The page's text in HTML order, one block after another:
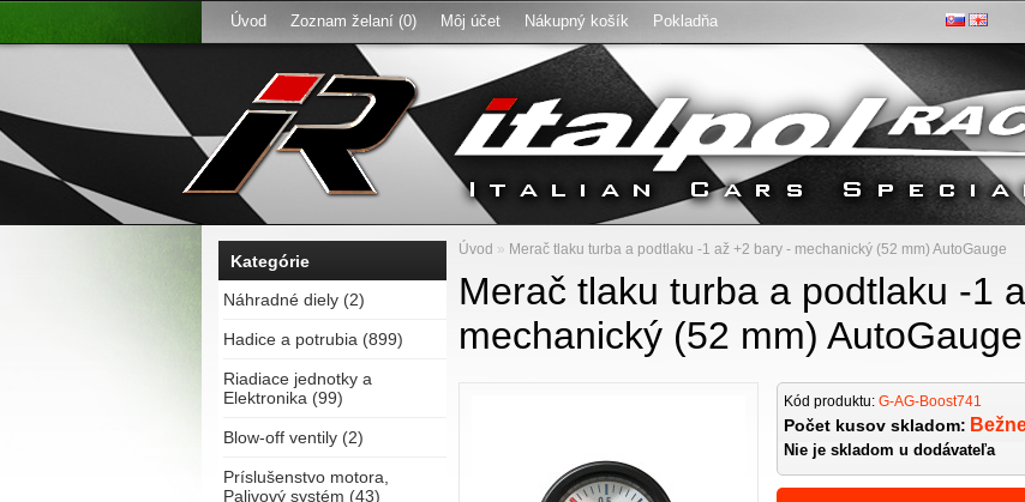
Úvod Zoznam želaní (0) Môj účet Nákupný košík Pokladňa
Kategórie
Náhradné diely (2)
Hadice a potrubia (899)
Riadiace jednotky a
Elektronika (99)
Blow-off ventily (2)
Príslušenstvo motora,
Palivový systém (43)
Úvod » Merač tlaku turba a podtlaku -1 až +2 bary - mechanický (52 mm) AutoGauge
Merač tlaku turba a podtlaku -1
mechanický (52 mm) AutoGauge
Kód produktu: G-AG-Boost741
Počet kusov skladom:
Nie je skladom u dodávateľa